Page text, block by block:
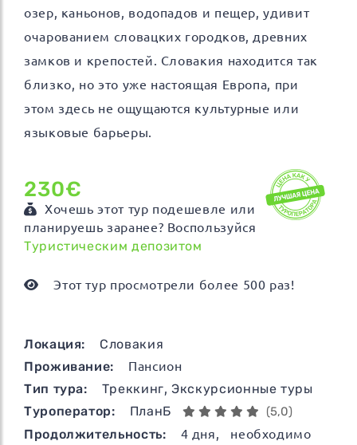
озер, каньонов, водопадов и пещер, удивит
очарованием словацких городков, древних
замков и крепостей. Словакия находится так
близко, но это уже настоящая Европа, при
этом здесь не ощущаются культурные или
языковые барьеры.
230€
Хочешь этот тур подешевле или
планируешь заранее? Воспользуйся
Туристическим депозитом
Этот тур просмотрели более 500 раз!
Локация:
Словакия
Проживание:
Пансион
Тип тура: Треккинг ,Экскурсионные туры
Туроператор:
ПланБ (5,0)
Продолжительность: 4 дня , необходимо